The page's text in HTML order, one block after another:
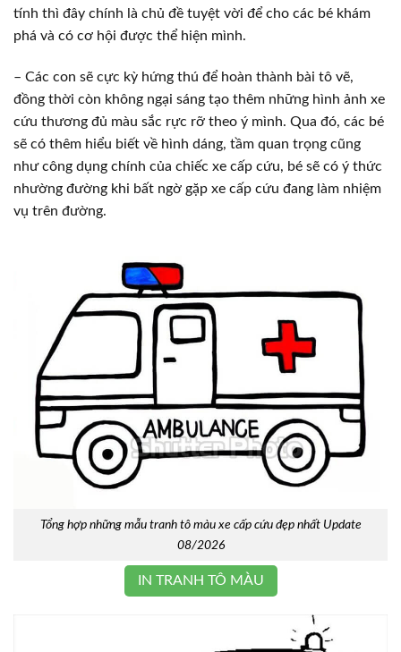
tính thì đây chính là chủ đề tuyệt vời để cho các bé khám
phá và có cơ hội được thể hiện mình.
– Các con sẽ cực kỳ hứng thú để hoàn thành bài tô vẽ,
đồng thời còn không ngại sáng tạo thêm những hình ảnh xe
cứu thương đủ màu sắc rực rỡ theo ý mình. Qua đó, các bé
sẽ có thêm hiểu biết về hình dáng, tầm quan trọng cũng
như công dụng chính của chiếc xe cấp cứu, bé sẽ có ý thức
nhường đường khi bất ngờ gặp xe cấp cứu đang làm nhiệm
vụ trên đường.
Tổng hợp những mẫu tranh tô màu xe cấp cứu đẹp nhất Update
08/2026
IN TRANH TÔ MÀU